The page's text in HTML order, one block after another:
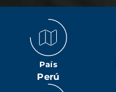
País
Perú